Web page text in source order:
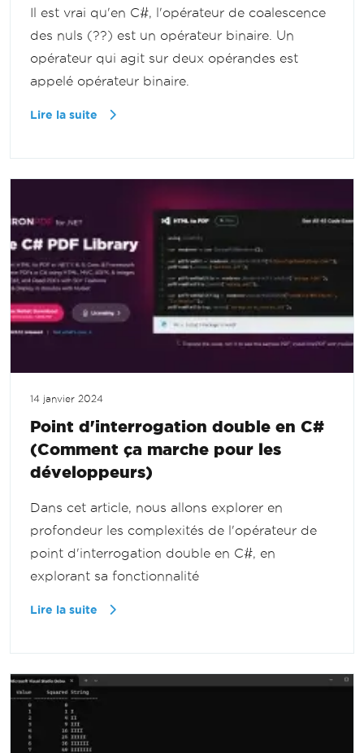
Il est vrai qu'en C#, l'opérateur de coalescence
des nuls (??) est un opérateur binaire. Un
opérateur qui agit sur deux opérandes est
appelé opérateur binaire.
Lire la suite
14 janvier 2024
Point d'interrogation double en C#
(Comment ça marche pour les
développeurs)
Dans cet article, nous allons explorer en
profondeur les complexités de l'opérateur de
point d'interrogation double en C#, en
explorant sa fonctionnalité
Lire la suite